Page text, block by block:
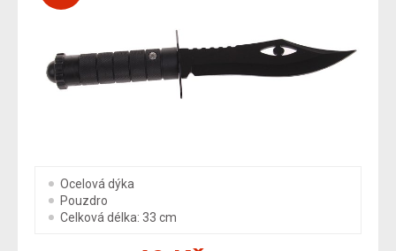
Ocelová dýka
Pouzdro
Celková délka: 33 cm